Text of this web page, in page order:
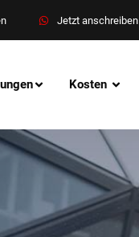
Jetzt anschreiben
Kosten